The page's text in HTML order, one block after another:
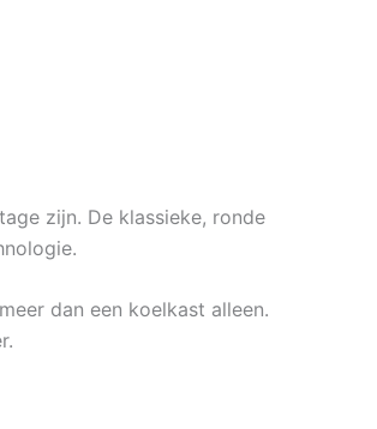
zijn. De klassieke, ronde
dan een koelkast alleen.